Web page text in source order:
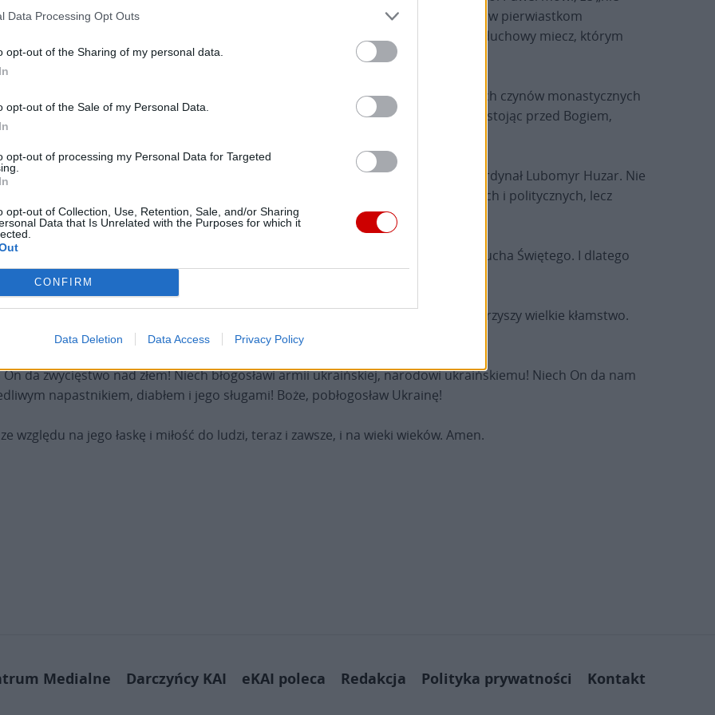
Data Processing Opt Outs
opt-out of the Sharing of my personal data.
opt-out of the Sale of my Personal Data.
opt-out of processing my Personal Data for Targeted
opt-out of Collection, Use, Retention, Sale, and/or Sharing
Data that Is Unrelated with the Purposes for which it
CONFIRM
Data Deletion Data Access Privacy Policy
przeciw Władzom, przeciw rządcom świata tych ciemności, przeciw pierwiastkom
I wzywa nas, abyśmy założyli hełm zbawienia, szatę wiary, abyśmy wzięli do ręki duchowy miecz, którym
naszych wrogów (por. EF 6, 13-17).
Wschodu, daje nam przykłady takiej ascetycznej postawy. Wśród heroicznych czynów monastycznych
zwłaszcza mnisi styliccy, którzy stali, mimo zimna i upału, deszczu i śniegu, i stojąc przed Bogiem,
dla nas dzisiaj na Ukrainie.
być sobą, być człowiekiem w nieludzkich warunkach, jak powiedział ś.p. kardynał Lubomyr Huzar. Nie
i duchową w zależności od określonych korzyści lub wiatrów społecznych i politycznych, lecz
duchowej.
tę walkę, czują, że wroga, który zwycięża, można pokonać jedynie mocą łaski Ducha Świętego. I dlatego
czynieniu dobra, w działalności charytatywnej, w pomaganiu potrzebującym.
ataków zła, do odpierania ataków kłamstwa, ponieważ każdej wojnie towarzyszy wielkie kłamstwo.
da zwycięstwo nad złem! Niech błogosławi armii ukraińskiej, narodowi ukraińskiemu! Niech On da nam
napastnikiem, diabłem i jego sługami! Boże, pobłogosław Ukrainę!
względu na jego łaskę i miłość do ludzi, teraz i zawsze, i na wieki wieków. Amen.
Medialne Darczyńcy KAI eKAI poleca Redakcja Polityka prywatności Kontakt